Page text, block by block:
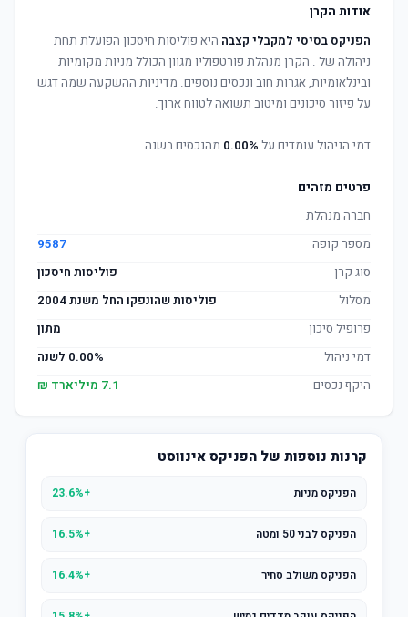
אודות הקרן
הפניקס בסיסי למקבלי קצבה היא פוליסות חיסכון הפועלת תחת
ניהולה של . הקרן מנהלת פורטפוליו מגוון הכולל מניות מקומיות
ובינלאומיות, אגרות חוב ונכסים נוספים. מדיניות ההשקעה שמה דגש
על פיזור סיכונים ומיטוב תשואה לטווח ארוך.
דמי הניהול עומדים על 0.00% מהנכסים בשנה.
פרטים מזהים
חברה מנהלת
מספר קופה
9587
סוג קרן
פוליסות חיסכון
מסלול
פוליסות שהונפקו החל משנת 2004
פרופיל סיכון
מתון
דמי ניהול
0.00% לשנה
היקף נכסים
7.1 מיליארד ₪
קרנות נוספות של הפניקס אינווסט
הפניקס מניות +23.6%
הפניקס לבני 50 ומטה +16.5%
הפניקס משולב סחיר +16.4%